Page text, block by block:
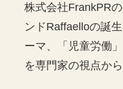
株式会社FrankPR
ンドRaffaelloの誕
ーマ、「児童労働
を専門家の視点か